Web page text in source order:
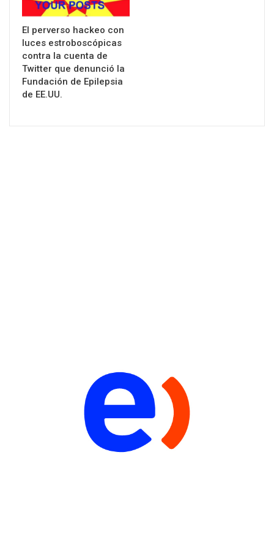
El perverso hackeo con
luces estroboscópicas
contra la cuenta de
Twitter que denunció la
Fundación de Epilepsia
de EE.UU.